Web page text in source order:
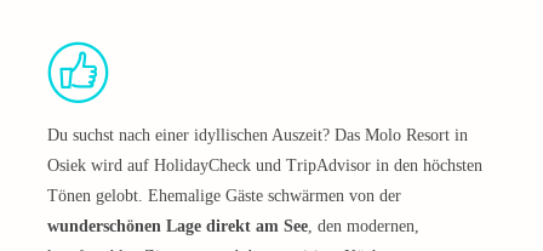
Du suchst nach einer idyllischen Auszeit? Das Molo Resort in
Osiek wird auf HolidayCheck und TripAdvisor in den höchsten
Tönen gelobt. Ehemalige Gäste schwärmen von der
wunderschönen Lage direkt am See, den modernen,